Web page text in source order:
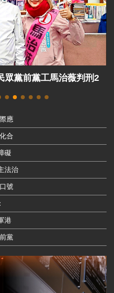
眾黨前黨工馬治薇判刑2
應
合
礙
法治
號
港
黨